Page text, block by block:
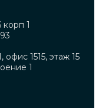
1
1515, этаж 15
1